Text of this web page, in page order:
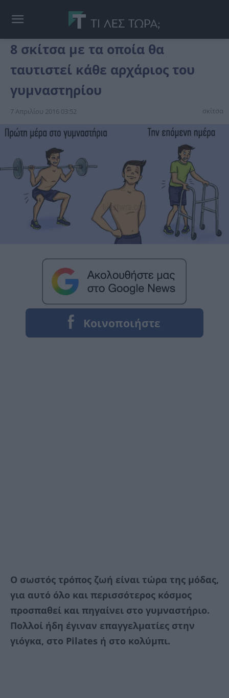
8 σκίτσα με τα οποία θα
ταυτιστεί κάθε αρχάριος του
γυμναστηρίου
7 Απριλίου 2016 03:52 σκίτσα
Ο σωστός τρόπος ζωή είναι τώρα της μόδας,
για αυτό όλο και περισσότερος κόσμος
προσπαθεί και πηγαίνει στο γυμναστήριο.
Πολλοί ήδη έγιναν επαγγελματίες στην
γιόγκα, στο Pilates ή στο κολύμπι.